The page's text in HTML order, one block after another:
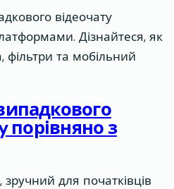
відеочату
Дізнайтеся, як
фільтри та мобільний
порівняно з
для початківців